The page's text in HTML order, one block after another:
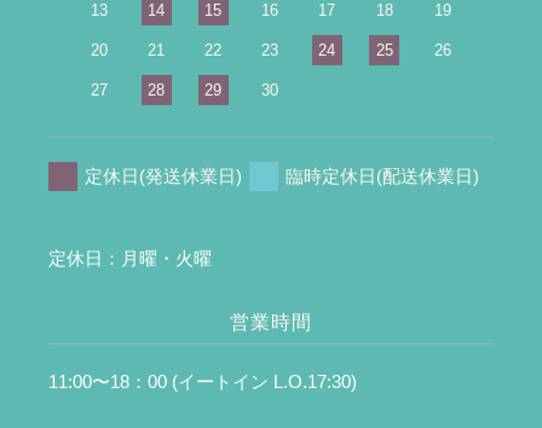
13 14 15 16 17 18 19
20 21 22 23 24 25 26
27 28 29 30
定休日(発送休業日) 臨時定休日(配送休業日)
定休日：月曜・火曜
営業時間
11:00〜18：00 (イートイン L.O.17:30)